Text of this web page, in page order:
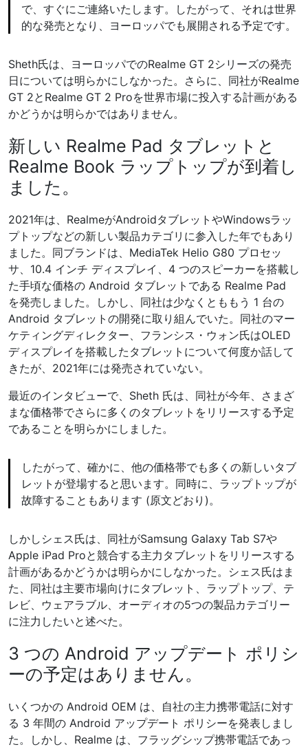
で、すぐにご連絡いたします。したがって、それは世界
的な発売となり、ヨーロッパでも展開される予定です。
Sheth氏は、ヨーロッパでのRealme GT 2シリーズの発売
日については明らかにしなかった。さらに、同社がRealme
GT 2とRealme GT 2 Proを世界市場に投入する計画がある
かどうかは明らかではありません。
新しい Realme Pad タブレットと
Realme Book ラップトップが到着し
ました。
2021年は、RealmeがAndroidタブレットやWindowsラッ
プトップなどの新しい製品カテゴリに参入した年でもあり
ました。同ブランドは、MediaTek Helio G80 プロセッ
サ、10.4 インチ ディスプレイ、4 つのスピーカーを搭載し
た手頃な価格の Android タブレットである Realme Pad
を発売しました。しかし、同社は少なくとももう 1 台の
Android タブレットの開発に取り組んでいた。同社のマー
ケティングディレクター、フランシス・ウォン氏はOLED
ディスプレイを搭載したタブレットについて何度か話して
きたが、2021年には発売されていない。
最近のインタビューで、Sheth 氏は、同社が今年、さまざ
まな価格帯でさらに多くのタブレットをリリースする予定
であることを明らかにしました。
したがって、確かに、他の価格帯でも多くの新しいタブ
レットが登場すると思います。同時に、ラップトップが
故障することもあります (原文どおり)。
しかしシェス氏は、同社がSamsung Galaxy Tab S7や
Apple iPad Proと競合する主力タブレットをリリースする
計画があるかどうかは明らかにしなかった。シェス氏はま
た、同社は主要市場向けにタブレット、ラップトップ、テ
レビ、ウェアラブル、オーディオの5つの製品カテゴリー
に注力したいと述べた。
3 つの Android アップデート ポリシ
ーの予定はありません。
いくつかの Android OEM は、自社の主力携帯電話に対す
る 3 年間の Android アップデート ポリシーを発表しまし
た。しかし、Realme は、フラッグシップ携帯電話であっ